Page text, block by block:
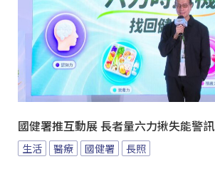
國健署推互動展 長者量六力揪失能警訊
生活 醫療 國健署 長照